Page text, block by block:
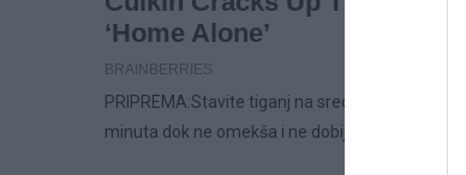
PRIPREMA:Stavite tiganj na srednju vatru i
minuta dok ne omekša i ne dobije svetlo zlatnu